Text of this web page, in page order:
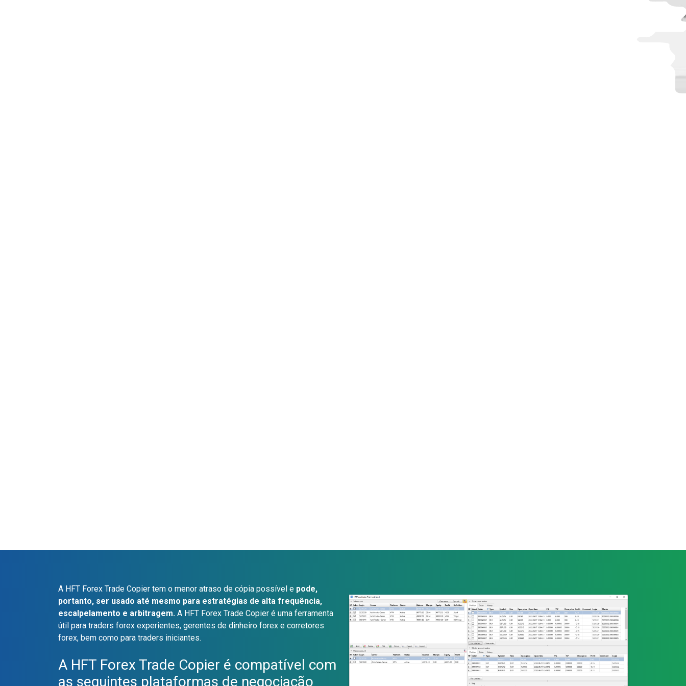
A HFT Forex Trade Copier tem o menor atraso de cópia possível e pode,
portanto, ser usado até mesmo para estratégias de alta frequência,
escalpelamento e arbitragem. A HFT Forex Trade Copier é uma ferramenta
útil para traders forex experientes, gerentes de dinheiro forex e corretores
forex, bem como para traders iniciantes.
A HFT Forex Trade Copier é compatível com
as seguintes plataformas de negociação